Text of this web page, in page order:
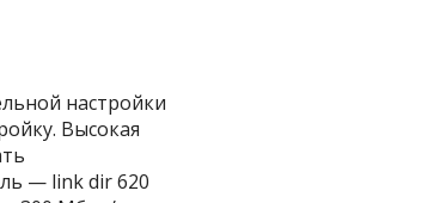
настройки
Высокая
— link dir 620